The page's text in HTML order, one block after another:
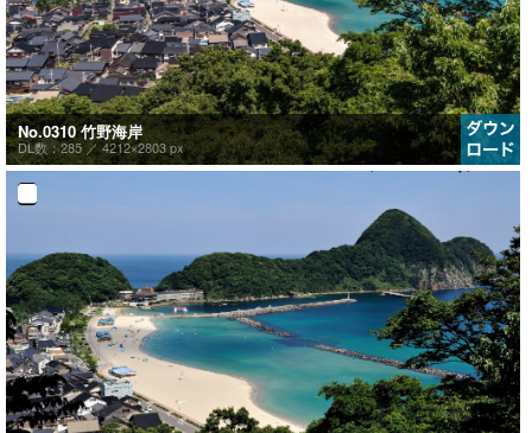
No.0310 竹野海岸
DL数：285 ／4212×2803 px